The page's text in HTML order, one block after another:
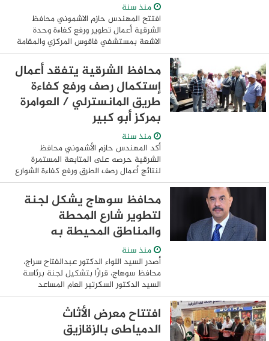
منذ سنة
افتتح المهندس حازم الاشموني محافظ
الشرقية أعمال تطوير ورفع كفاءة وحدة
الاشعة بمستشفي فاقوس المركزي والمقامة
بالتعاون مع مؤسسات المجتمع المدني
بتكلفة 2.5 مليون جنية، وتم تدعيمها
بالأجهزة من وزارة ...
محافظ الشرقية يتفقد أعمال
إستكمال رصف ورفع كفاءة
طريق المانسترلي / العوامرة
بمركز أبو كبير
منذ سنة
أكد المهندس حازم الأشموني محافظ
الشرقية حرصه على المتابعة المستمرة
لنتائج أعمال رصف الطرق ورفع كفاءة الشوارع
الرئيسية والفرعية وتسوية جميع الطرق غير
الممهدة لتيسير الحركة المرورية والإرتقاء ...
محافظ سوهاج يشكل لجنة
لتطوير شارع المحطة
والمناطق المحيطة به
منذ سنة
أصدر السيد اللواء الدكتور عبدالفتاح سراج،
محافظ سوهاج، قرارًا بتشكيل لجنة برئاسة
السيد الدكتور السكرتير العام المساعد
للمحافظة، تختص بوضع تصور متكامل
لتطوير شارع المحطة الرئيسي بمدينة
سوهاج، ...
افتتاح معرض الأثاث
الدمياطى بالزقازيق